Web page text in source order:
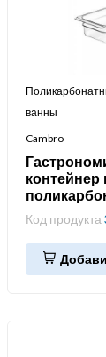
ванны
Cambro
контейнер
Код продукта